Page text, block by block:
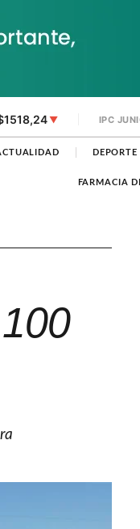
▼ IPC
DEPORTE
FARMACIA